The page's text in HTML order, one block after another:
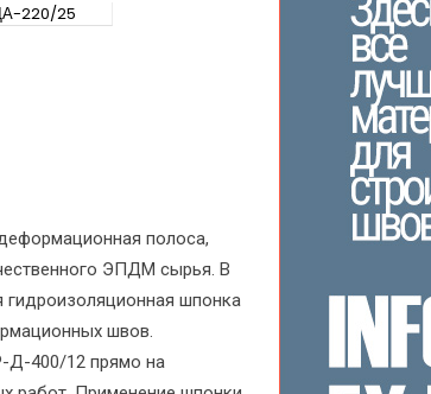
220/25
полоса,
ЭПДМ сырья. В
шпонка
швов.
Д-400/12 прямо на